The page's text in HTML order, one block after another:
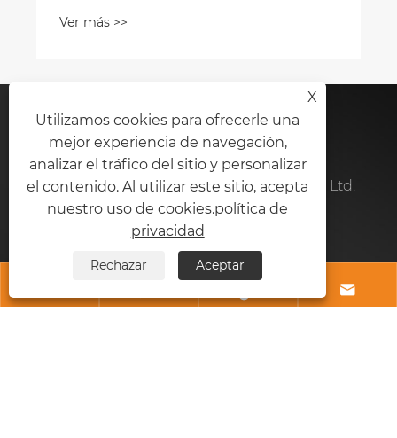
Ver más >>
Contáctenos
Yujin Xiamen Fabricación de plástico Co., Ltd.
Teléfono: +86-592-7230097
Móvil: +86-13860488361
Correo electrónico:wiperblade8@xmyujin.com

X
Utilizamos cookies para ofrecerle una
mejor experiencia de navegación,
analizar el tráfico del sitio y personalizar
el contenido. Al utilizar este sitio, acepta
nuestro uso de cookies.política de
privacidad
Rechazar Aceptar